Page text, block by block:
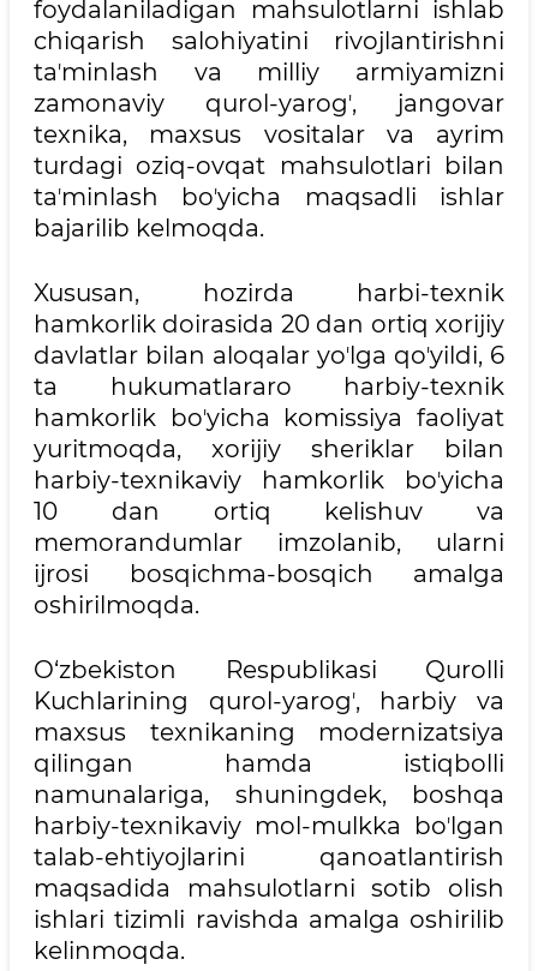
foydalaniladigan mahsulotlarni ishlab
chiqarish salohiyatini rivojlantirishni
taʼminlash va milliy armiyamizni
zamonaviy qurol-yarogʼ, jangovar
texnika, maxsus vositalar va ayrim
turdagi oziq-ovqat mahsulotlari bilan
taʼminlash boʼyicha maqsadli ishlar
bajarilib kelmoqda.
Xususan, hozirda harbi-texnik
hamkorlik doirasida 20 dan ortiq xorijiy
davlatlar bilan aloqalar yoʼlga qoʼyildi, 6
ta hukumatlararo harbiy-texnik
hamkorlik boʼyicha komissiya faoliyat
yuritmoqda, xorijiy sheriklar bilan
harbiy-texnikaviy hamkorlik boʼyicha
10 dan ortiq kelishuv va
memorandumlar imzolanib, ularni
ijrosi bosqichma-bosqich amalga
oshirilmoqda.
O‘zbekiston Respublikasi Qurolli
Kuchlarining qurol-yarogʼ, harbiy va
maxsus texnikaning modernizatsiya
qilingan hamda istiqbolli
namunalariga, shuningdek, boshqa
harbiy-texnikaviy mol-mulkka boʼlgan
talab-ehtiyojlarini qanoatlantirish
maqsadida mahsulotlarni sotib olish
ishlari tizimli ravishda amalga oshirilib
kelinmoqda.